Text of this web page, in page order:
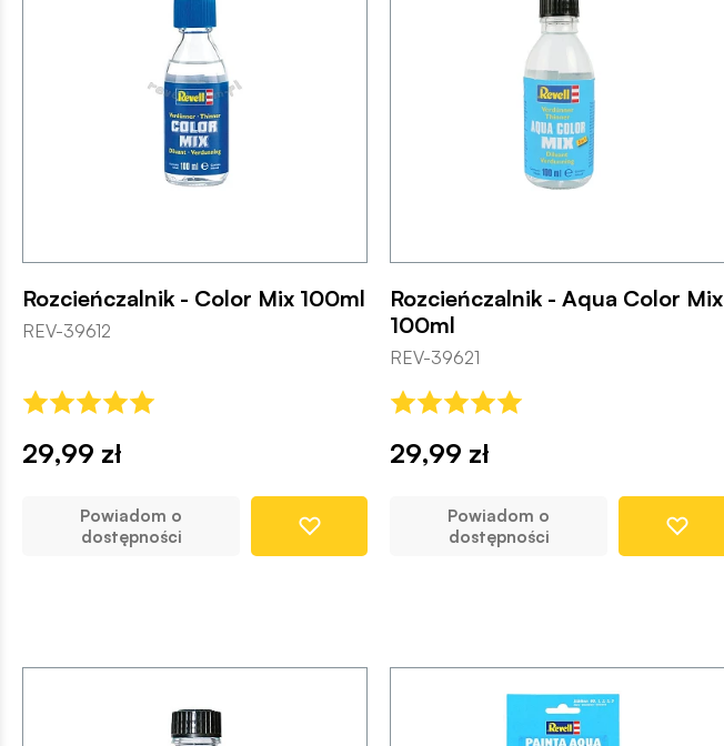
Rozcieńczalnik - Color Mix 100ml
REV-39612
29,99 zł
Powiadom o
dostępności
Rozcieńczalnik - Aqua Color Mix
100ml
REV-39621
29,99 zł
Powiadom o
dostępności